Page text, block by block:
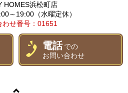
HOMES浜松町店
～19:00（水曜定休）
わせ番号：01651
電話 での
お問い合わせ